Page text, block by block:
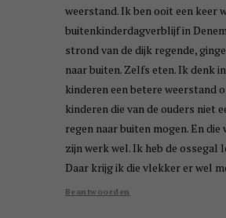
weerstand. Ik ben ooit een keer
buitenkinderdagverblijf in
strond van de dijk regende,
naar buiten. Zelfs eten. Ik denk
kinderen een betere weerstand
kinderen die van de ouders niet
regen naar buiten mogen. En die
zijn werk wel. Ik heb de ossegal
Daar krijg ik die vlekker er wel
Beantwoorden